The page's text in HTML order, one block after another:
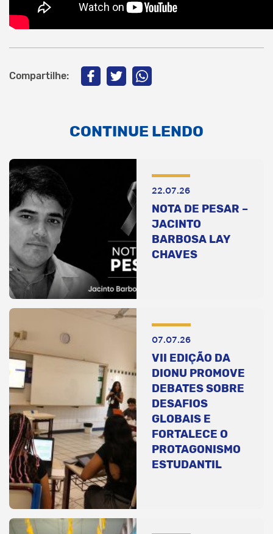
Compartilhe:
CONTINUE LENDO
22.07.26
NOTA DE PESAR –
JACINTO
BARBOSA LAY
CHAVES
07.07.26
VII EDIÇÃO DA
DIONU PROMOVE
DEBATES SOBRE
DESAFIOS
GLOBAIS E
FORTALECE O
PROTAGONISMO
ESTUDANTIL